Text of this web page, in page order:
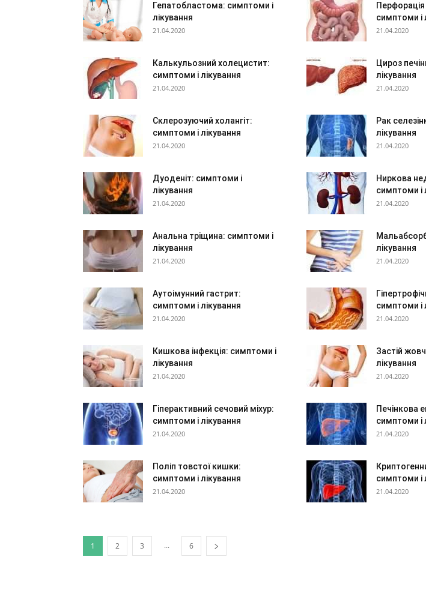
Гепатобластома: симптоми і
лікування
21.04.2020
симптоми і
21.04.2020
Калькульозний холецистит:
симптоми і лікування
21.04.2020
Цироз
лікування
21.04.2020
Склерозуючий холангіт:
симптоми і лікування
21.04.2020
Рак
лікування
21.04.2020
Дуоденіт: симптоми і
лікування
21.04.2020
Ниркова
симптоми і
21.04.2020
Анальна тріщина: симптоми і
лікування
21.04.2020
лікування
21.04.2020
Аутоімунний гастрит:
симптоми і лікування
21.04.2020
симптоми і
21.04.2020
Кишкова інфекція: симптоми і
лікування
21.04.2020
Застій
лікування
21.04.2020
Гіперактивний сечовий міхур:
симптоми і лікування
21.04.2020
Печінкова
симптоми і
21.04.2020
Поліп товстої кишки:
симптоми і лікування
21.04.2020
симптоми і
21.04.2020
1 2 3 ... 6